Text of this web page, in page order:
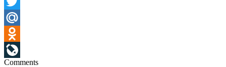
Twitter
Mail.Ru
Odnoklassniki
Comments